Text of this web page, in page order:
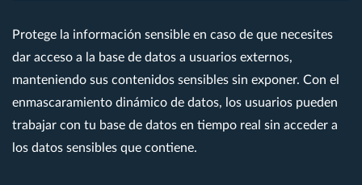
Protege la información sensible en caso de que necesites
dar acceso a la base de datos a usuarios externos,
manteniendo sus contenidos sensibles sin exponer. Con el
enmascaramiento dinámico de datos, los usuarios pueden
trabajar con tu base de datos en tiempo real sin acceder a
los datos sensibles que contiene.